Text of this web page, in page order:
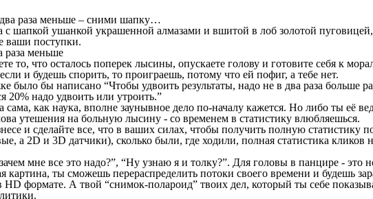
два раза меньше – сними шапку…
с шапкой ушанкой украшенной алмазами и вшитой в лоб золотой
ваши поступки.
раза меньше
то, что осталось поперек лысины, опускаете голову и готовите себя к
и будешь спорить, то проиграешь, потому что ей пофиг, а тебе нет.
было бы написано “Чтобы удвоить результаты, надо не в два раза больше
20% надо удвоить или утроить.”
как наука, вполне заунывное дело по-началу кажется. Но либо ты её
утешения на больную лысину - со временем в статистику влюбляешься.
и сделайте все, что в ваших силах, чтобы получить полную
а 2D и 3D датчики), сколько были, где ходили, полная статистика кликов
мне все это надо?”, “Ну узнаю я и толку?”. Для головы в панцире - это
картина, ты сможешь перераспределить потоки своего времени и будешь
HD формате. А твой “снимок-полароид” твоих дел, который ты себе